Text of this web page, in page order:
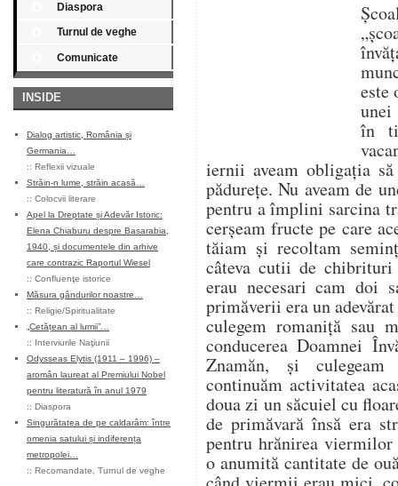
Diaspora
Turnul de veghe
Comunicate
INSIDE
Dialog artistic, România și
Germania…
:: Reflexii vizuale
Străin-n lume, străin acasă…
:: Colocvii literare
Apel la Dreptate și Adevăr Istoric:
Elena Chiaburu despre Basarabia,
1940, și documentele din arhive
care contrazic Raportul Wiesel
:: Confluenţe istorice
Măsura gândurilor noastre…
:: Religie/Spiritualitate
„Cetățean al lumii”…
:: Interviurile Naţiunii
Odysseas Elytis (1911 – 1996) –
aromân laureat al Premiului Nobel
pentru literatură în anul 1979
:: Diaspora
Singurătatea de pe caldarâm: între
omenia satului și indiferența
metropolei…
:: Recomandate Turnul de veghe
este
unei
în
iernii aveam obligația
pădurețe. Nu aveam de
pentru a împlini sarcina
cerșeam fructe pe care
tăiam și recoltam
câteva cutii de chibrituri
erau necesari cam doi
primăverii era un
culegem romaniță sau
conducerea Doamnei
Znamăn, și
continuăm activitatea
doua zi un săcuiel cu
de primăvară însă era
pentru hrănirea viermilor
o anumită cantitate de